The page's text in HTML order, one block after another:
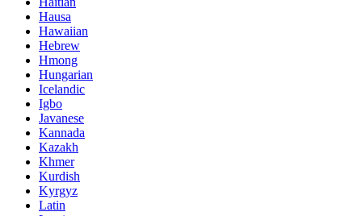
Hausa
Hawaiian
Hebrew
Hmong
Hungarian
Icelandic
Igbo
Javanese
Kannada
Kazakh
Khmer
Kurdish
Kyrgyz
Latin